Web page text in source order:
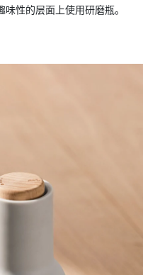
性的层面上使用研磨瓶。